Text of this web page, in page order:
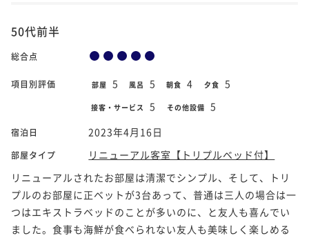
50代前半
総合点
項目別評価 部屋 5 風呂 5 朝食 4 夕食 5
接客・サービス 5 その他設備 5
宿泊日 2023年4月16日
部屋タイプ
リニューアル客室【トリプルベッド付】
リニューアルされたお部屋は清潔でシンプル、そして、トリ
プルのお部屋に正ベットが3台あって、普通は三人の場合は一
つはエキストラベッドのことが多いのに、と友人も喜んでい
ました。食事も海鮮が食べられない友人も美味しく楽しめる